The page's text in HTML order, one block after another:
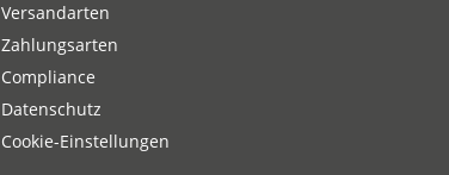
Versandarten
Zahlungsarten
Compliance
Datenschutz
Cookie-Einstellungen